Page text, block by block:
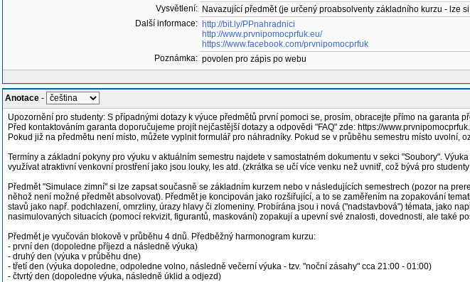
Vysvětlení: Navazující předmět (je určený proabsolventy základního kurzu - lze
Další informace: http://bit.ly/PPnahradnici
http://www.prvnipomocprfuk.eu/
https://www.facebook.com/prvnipomocprfuk
Poznámka: povolen pro zápis po webu
Anotace -
Upozornění pro studenty: S případnými dotazy k výuce předmětů první pomoci se, prosím, obracejte přímo na garanta
Před kontaktováním garanta doporučujeme projít nejčastější dotazy a odpovědi "FAQ" zde: https://
Pokud již na předmětu není místo, můžete vyplnit formulář pro náhradníky. Pokud se v průběhu semestru místo uvolní,
Termíny a základní pokyny pro výuku v aktuálním semestru najdete v samostatném dokumentu v sekci "Soubory".
využívat atraktivní venkovní prostření jako jsou louky, les atd. (zkrátka se učí více venku než uvnitř, což bývá pro
Předmět "Simulace zimní" si lze zapsat současně se základním kurzem nebo v následujících semestrech (pozor na
něhož není možné předmět absolvovat). Předmět je koncipován jako rozšiřující, a to se zaměřením na zopakování
stavů jako např. podchlazení, omrzliny, úrazy hlavy či zlomeniny. Probírána jsou i nová ("nadstavbová") témata, jako
nasimulovaných situacích (pomocí rekvizit, figurantů, maskování) zopakují a upevní své znalosti, dovednosti, ale také
Předmět je vyučován blokově v průběhu 4 dnů. Předběžný harmonogram kurzu:
- první den (dopoledne příjezd a následně výuka)
- druhý den (výuka v průběhu dne)
- třetí den (výuka dopoledne, odpoledne volno, následně večerní výuka - tzv. "noční zásahy" cca 21:00 - 01:00)
- čtvrtý den (dopoledne výuka, následně úklid a odjezd)